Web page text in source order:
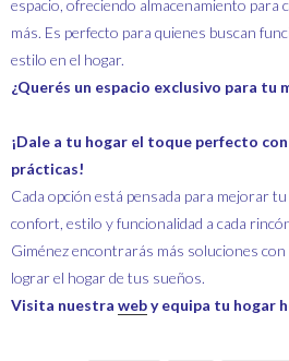
espacio, ofreciendo almacenamiento para
más. Es perfecto para quienes buscan
estilo en el hogar.
¿Querés un espacio exclusivo para tu
¡Dale a tu hogar el toque perfecto
prácticas!
Cada opción está pensada para mejorar
confort, estilo y funcionalidad a cada
Giménez encontrarás más soluciones
lograr el hogar de tus sueños.
Visita nuestra weby equipa tu hogar